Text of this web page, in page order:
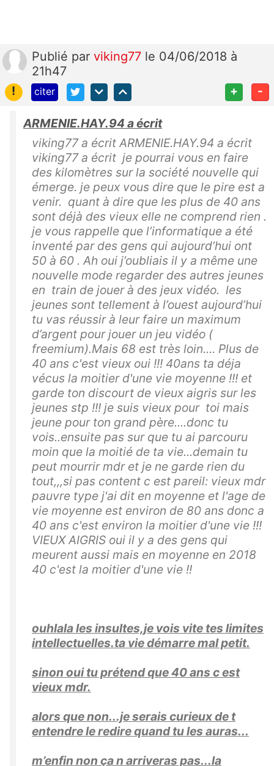
Publié par viking77 le 04/06/2018 à
21h47
!
citer + -
ARMENIE.HAY.94 a écrit
viking77 a écrit ARMENIE.HAY.94 a écrit
viking77 a écrit je pourrai vous en faire
des kilomètres sur la société nouvelle qui
émerge. je peux vous dire que le pire est a
venir. quant à dire que les plus de 40 ans
sont déjà des vieux elle ne comprend rien .
je vous rappelle que l’informatique a été
inventé par des gens qui aujourd’hui ont
50 à 60 . Ah oui j’oubliais il y a même une
nouvelle mode regarder des autres jeunes
en train de jouer à des jeux vidéo. les
jeunes sont tellement à l’ouest aujourd’hui
tu vas réussir à leur faire un maximum
d’argent pour jouer un jeu vidéo (
freemium).Mais 68 est très loin.... Plus de
40 ans c'est vieux oui !!! 40ans ta déja
vécus la moitier d'une vie moyenne !!! et
garde ton discourt de vieux aigris sur les
jeunes stp !!! je suis vieux pour toi mais
jeune pour ton grand père....donc tu
vois..ensuite pas sur que tu ai parcouru
moin que la moitié de ta vie...demain tu
peut mourrir mdr et je ne garde rien du
tout,,,si pas content c est pareil: vieux mdr
pauvre type j'ai dit en moyenne et l'age de
vie moyenne est environ de 80 ans donc a
40 ans c'est environ la moitier d'une vie !!!
VIEUX AIGRIS oui il y a des gens qui
meurent aussi mais en moyenne en 2018
40 c'est la moitier d'une vie !!
ouhlala les insultes,je vois vite tes limites
intellectuelles.ta vie démarre mal petit.
sinon oui tu prétend que 40 ans c est
vieux mdr.
alors que non...je serais curieux de t
entendre le redire quand tu les auras...
m’enfin non ça n arriveras pas...la